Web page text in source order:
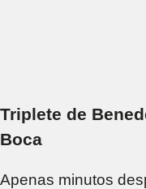
Triplete de
Boca
Apenas minutos